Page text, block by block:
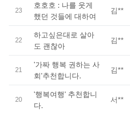
23
호호호 : 나를 웃게
했던 것들에 대하여
김**
22
하고싶은대로 살아
도 괜찮아
김**
21
'가짜 행복 권하는 사
회'추천합니다.
김**
20
'행복여행' 추천합니
다.
서**